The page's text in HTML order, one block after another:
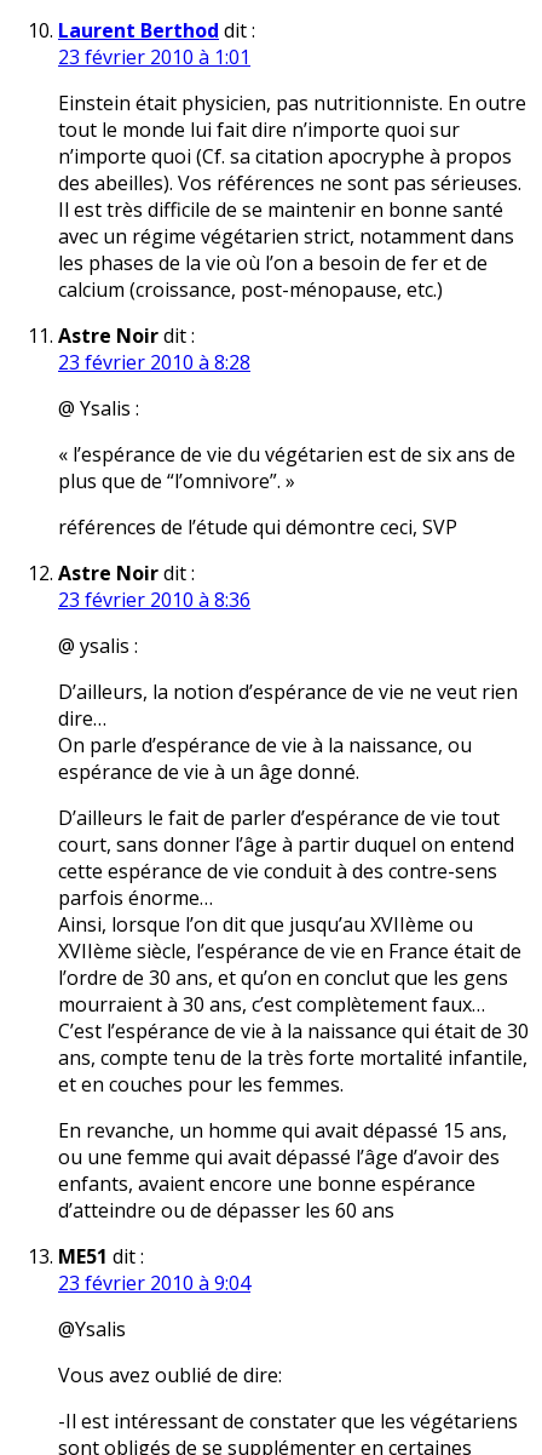
Laurent Berthod dit :
23 février 2010 à 1:01
Einstein était physicien, pas nutritionniste. En outre
tout le monde lui fait dire n’importe quoi sur
n’importe quoi (Cf. sa citation apocryphe à propos
des abeilles). Vos références ne sont pas sérieuses.
Il est très difficile de se maintenir en bonne santé
avec un régime végétarien strict, notamment dans
les phases de la vie où l’on a besoin de fer et de
calcium (croissance, post-ménopause, etc.)
Astre Noirdit :
23 février 2010 à 8:28
@ Ysalis :
« l’espérance de vie du végétarien est de six ans de
plus que de “l’omnivore”. »
références de l’étude qui démontre ceci, SVP
Astre Noirdit :
23 février 2010 à 8:36
@ ysalis :
D’ailleurs, la notion d’espérance de vie ne veut rien
dire…
On parle d’espérance de vie à la naissance, ou
espérance de vie à un âge donné.
D’ailleurs le fait de parler d’espérance de vie tout
court, sans donner l’âge à partir duquel on entend
cette espérance de vie conduit à des contre-sens
parfois énorme…
Ainsi, lorsque l’on dit que jusqu’au XVIIème ou
XVIIème siècle, l’espérance de vie en France était de
l’ordre de 30 ans, et qu’on en conclut que les gens
mourraient à 30 ans, c’est complètement faux…
C’est l’espérance de vie à la naissance qui était de 30
ans, compte tenu de la très forte mortalité infantile,
et en couches pour les femmes.
En revanche, un homme qui avait dépassé 15 ans,
ou une femme qui avait dépassé l’âge d’avoir des
enfants, avaient encore une bonne espérance
d’atteindre ou de dépasser les 60 ans
ME51 dit :
23 février 2010 à 9:04
@Ysalis
Vous avez oublié de dire:
-Il est intéressant de constater que les végétariens
sont obligés de se supplémenter en certaines